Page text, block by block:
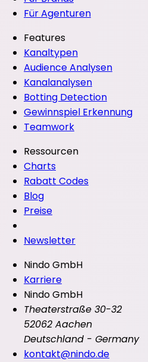
Für Agenturen
Features
Kanaltypen
Audience Analysen
Kanalanalysen
Botting Detection
Gewinnspiel Erkennung
Teamwork
Ressourcen
Charts
Rabatt Codes
Blog
Preise
Newsletter
Nindo GmbH
Karriere
Nindo GmbH
Theaterstraße 30-32
52062 Aachen
Deutschland - Germany
kontakt@nindo.de